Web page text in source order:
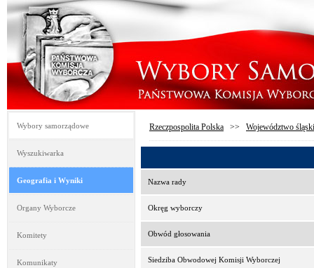
Wybory samorządowe
Wyszukiwarka
Geografia i Wyniki
Organy Wyborcze
Komitety
Komunikaty
Rzeczpospolita Polska >> Województwo
Nazwa rady
Okręg wyborczy
Obwód głosowania
Siedziba Obwodowej Komisji Wyborczej